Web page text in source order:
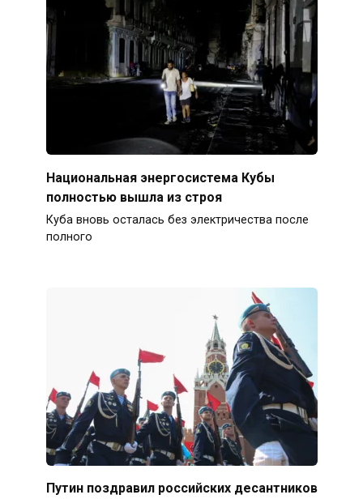
Национальная энергосистема Кубы
полностью вышла из строя
Куба вновь осталась без электричества после
полного
Путин поздравил российских десантников